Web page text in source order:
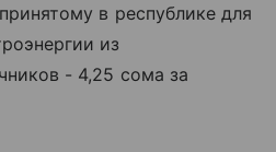
в республике для
из
- 4,25 сома за